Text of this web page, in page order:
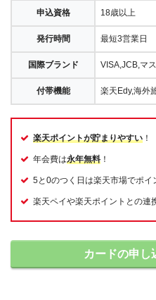
申込資格 18歳以上
発行時間 最短3営業日
国際ブランド VISA,JCB,マ
付帯機能 楽天Edy,海外
楽天ポイントが貯まりやすい ！
年会費は永年無料 ！
5と0のつく日は楽天市場でポイ
楽天ペイや楽天ポイントとの連
カードの申し